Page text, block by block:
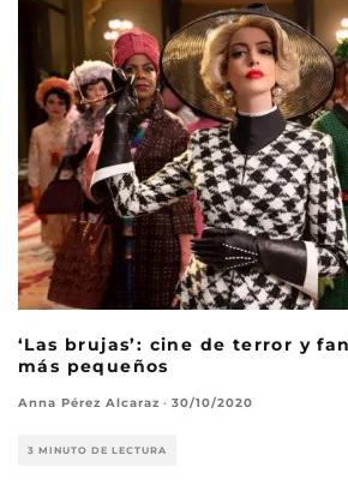
‘Las brujas’: cine de terror y
más pequeños
Anna Pérez Alcaraz · 30/10/2020
3 MINUTO DE LECTURA